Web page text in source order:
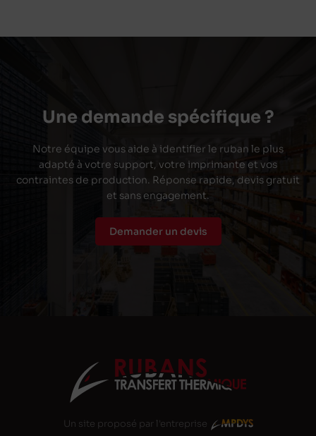
Une demande spécifique ?
Notre équipe vous aide à identifier le ruban le plus
adapté à votre support, votre imprimante et vos
contraintes de production. Réponse rapide, devis gratuit
et sans engagement.
Demander un devis
Un site proposé par l'entreprise